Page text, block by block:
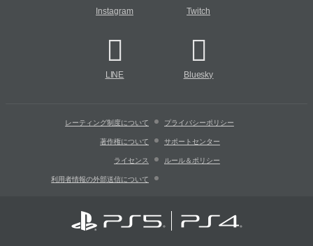
Instagram Twitch
LINE Bluesky
レーティング制度について プライバシーポリシー
著作権について サポートセンター
ライセンス ルール＆ポリシー
利用者情報の外部送信について